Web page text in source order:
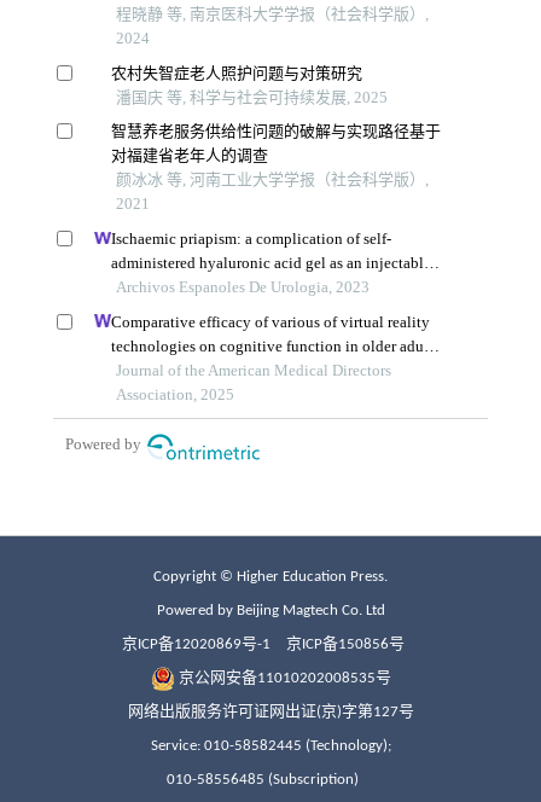
Copyright © Higher Education Press.
Powered by Beijing Magtech Co. Ltd
京ICP备12020869号-1 京ICP备150856号
京公网安备11010202008535号
网络出版服务许可证网出证(京)字第127号
Service: 010-58582445 (Technology);
010-58556485 (Subscription)